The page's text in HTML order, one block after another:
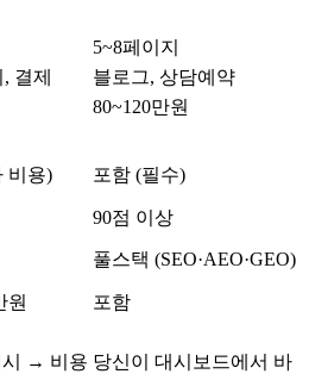
5~8페이지
결제
블로그, 상담예약
80~120만원
비용) 포함 (필수)
90점 이상
풀스택 (SEO·AEO·GEO)
원
포함
→ 비용 당신이 대시보드에서 바